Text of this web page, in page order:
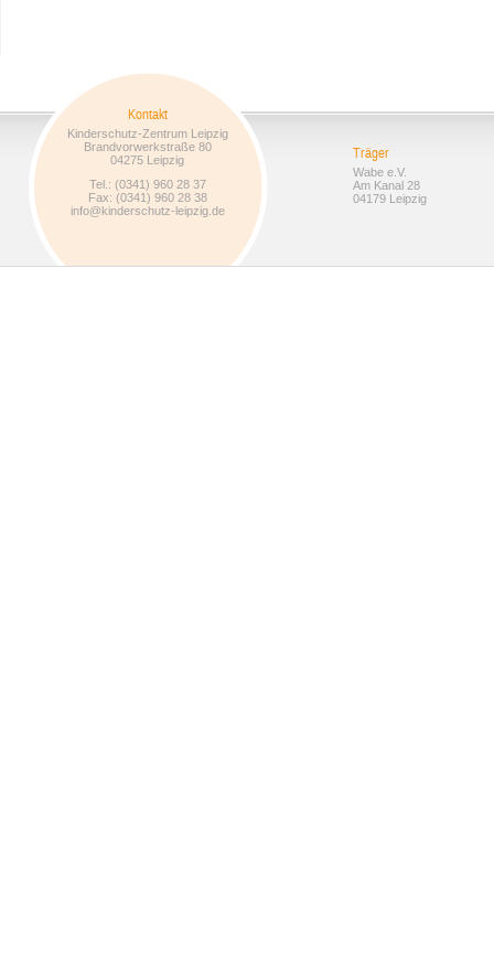
Kontakt
Kinderschutz-Zentrum Leipzig
Brandvorwerkstraße 80
04275 Leipzig
Tel.: (0341) 960 28 37
Fax: (0341) 960 28 38
info@kinderschutz-leipzig.de
Träger
Wabe e.V.
Am Kanal 28
04179 Leipzig